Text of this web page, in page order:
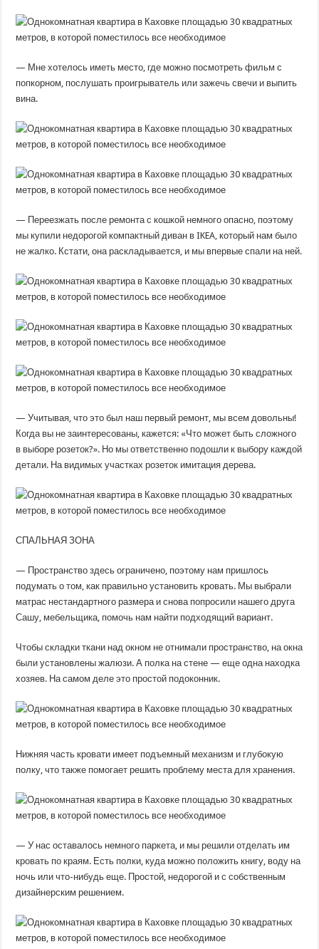
— Мне хотелось иметь место, где можно посмотреть фильм с
попкорном, послушать проигрыватель или зажечь свечи и выпить
вина.
— Переезжать после ремонта с кошкой немного опасно, поэтому
мы купили недорогой компактный диван в IKEA, который нам было
не жалко. Кстати, она раскладывается, и мы впервые спали на ней.
— Учитывая, что это был наш первый ремонт, мы всем довольны!
Когда вы не заинтересованы, кажется: «Что может быть сложного
в выборе розеток?». Но мы ответственно подошли к выбору каждой
детали. На видимых участках розеток имитация дерева.
СПАЛЬНАЯ ЗОНА
— Пространство здесь ограничено, поэтому нам пришлось
подумать о том, как правильно установить кровать. Мы выбрали
матрас нестандартного размера и снова попросили нашего друга
Сашу, мебельщика, помочь нам найти подходящий вариант.
Чтобы складки ткани над окном не отнимали пространство, на окна
были установлены жалюзи. А полка на стене — еще одна находка
хозяев. На самом деле это простой подоконник.
Нижняя часть кровати имеет подъемный механизм и глубокую
полку, что также помогает решить проблему места для хранения.
— У нас оставалось немного паркета, и мы решили отделать им
кровать по краям. Есть полки, куда можно положить книгу, воду на
ночь или что-нибудь еще. Простой, недорогой и с собственным
дизайнерским решением.